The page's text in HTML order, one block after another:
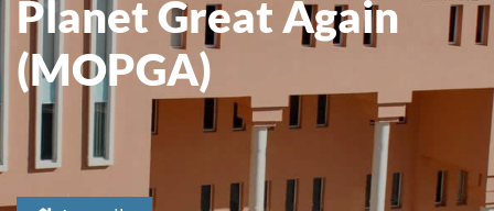
Planet Great Again
(MOPGA)